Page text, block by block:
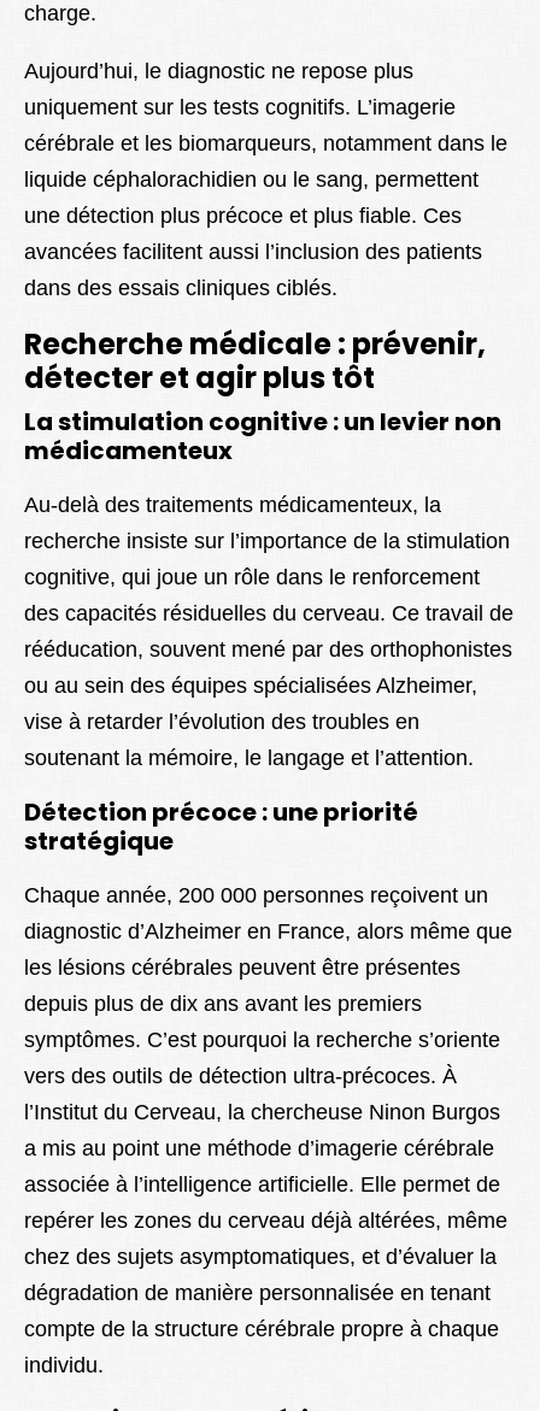
charge.
Aujourd’hui, le diagnostic ne repose plus
uniquement sur les tests cognitifs. L’imagerie
cérébrale et les biomarqueurs, notamment dans le
liquide céphalorachidien ou le sang, permettent
une détection plus précoce et plus fiable. Ces
avancées facilitent aussi l’inclusion des patients
dans des essais cliniques ciblés.
Recherche médicale : prévenir,
détecter et agir plus tôt
La stimulation cognitive : un levier non
médicamenteux
Au-delà des traitements médicamenteux, la
recherche insiste sur l’importance de la stimulation
cognitive, qui joue un rôle dans le renforcement
des capacités résiduelles du cerveau. Ce travail de
rééducation, souvent mené par des orthophonistes
ou au sein des équipes spécialisées Alzheimer,
vise à retarder l’évolution des troubles en
soutenant la mémoire, le langage et l’attention.
Détection précoce : une priorité
stratégique
Chaque année, 200 000 personnes reçoivent un
diagnostic d’Alzheimer en France, alors même que
les lésions cérébrales peuvent être présentes
depuis plus de dix ans avant les premiers
symptômes. C’est pourquoi la recherche s’oriente
vers des outils de détection ultra-précoces. À
l’Institut du Cerveau, la chercheuse Ninon Burgos
a mis au point une méthode d’imagerie cérébrale
associée à l’intelligence artificielle. Elle permet de
repérer les zones du cerveau déjà altérées, même
chez des sujets asymptomatiques, et d’évaluer la
dégradation de manière personnalisée en tenant
compte de la structure cérébrale propre à chaque
individu.